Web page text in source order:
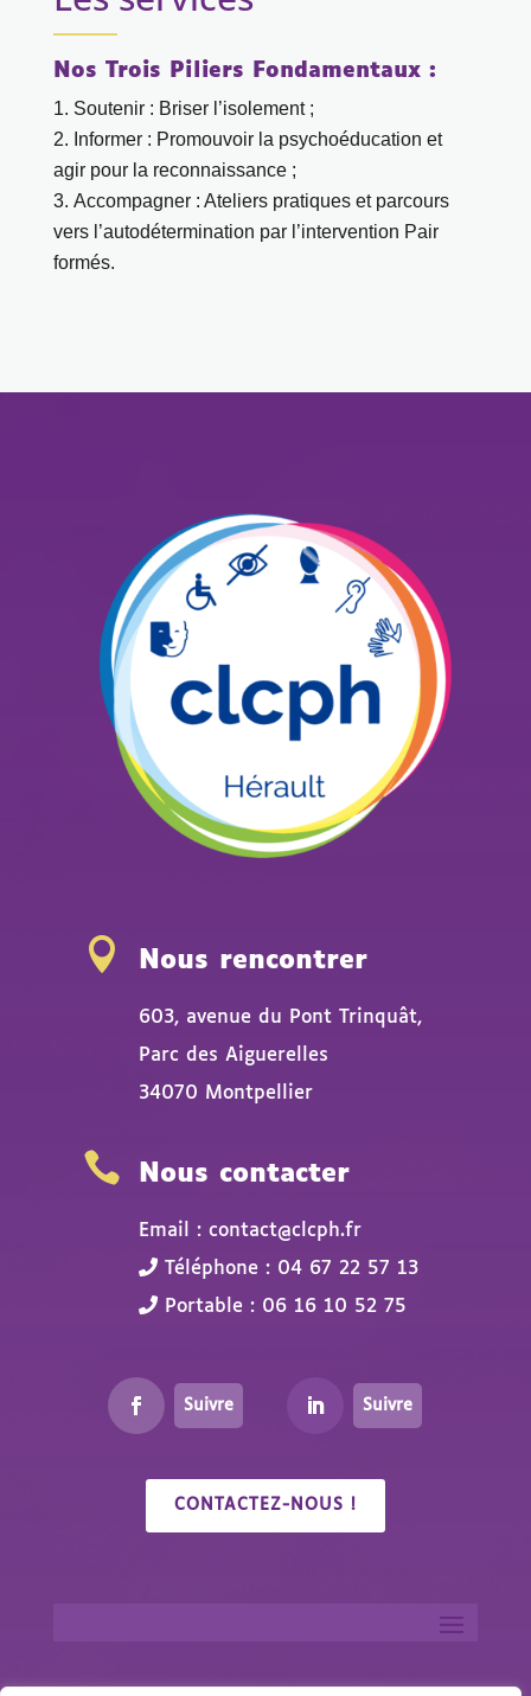
Nos Trois Piliers Fondamentaux :
Soutenir : Briser l’isolement ;
Informer : Promouvoir la psychoéducation et
agir pour la reconnaissance ;
Accompagner : Ateliers pratiques et parcours
vers l’autodétermination par l’intervention Pair
formés.
 Nous rencontrer
603, avenue du Pont Trinquât,
Parc des Aiguerelles
34070 Montpellier
 Nous contacter
Email : contact@clcph.fr
Téléphone : 04 67 22 57 13
Portable : 06 16 10 52 75
Suivre Suivre
CONTACTEZ-NOUS !